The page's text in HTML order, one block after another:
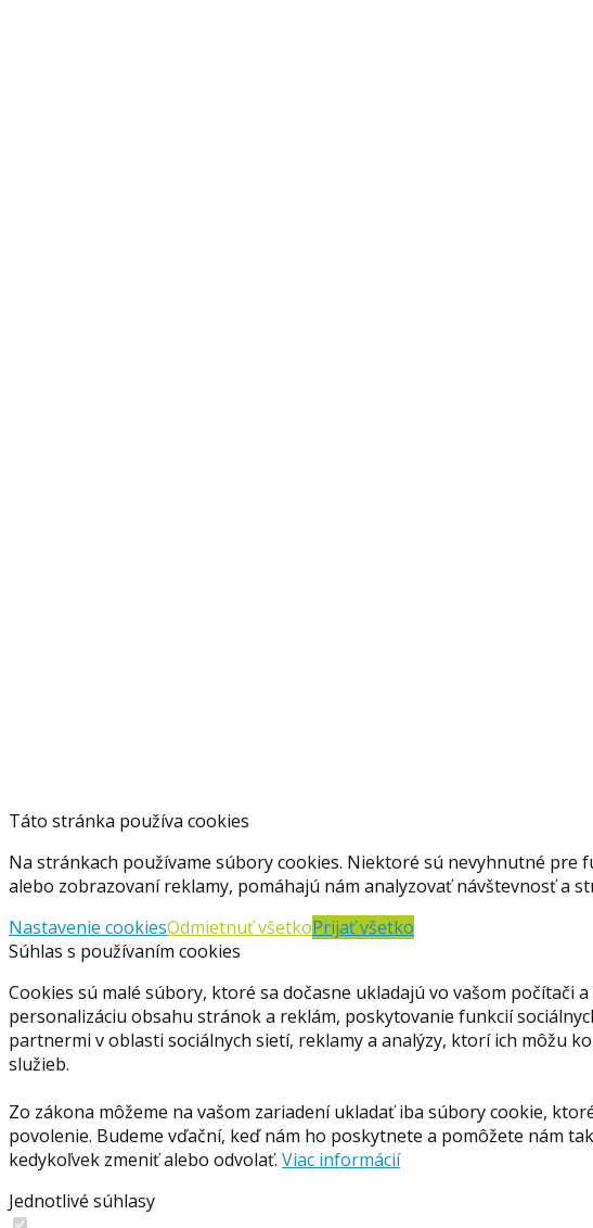
Táto stránka používa cookies
Na stránkach používame súbory cookies. Niektoré sú nevyhnutné
alebo zobrazovaní reklamy, pomáhajú nám analyzovať návštevnosť a
Nastavenie cookiesOdmietnuť všetkoPrijať všetko
Súhlas s používaním cookies
Cookies sú malé súbory, ktoré sa dočasne ukladajú vo vašom počítači
personalizáciu obsahu stránok a reklám, poskytovanie funkcií
partnermi v oblasti sociálnych sietí, reklamy a analýzy, ktorí ich môžu
služieb.
Zo zákona môžeme na vašom zariadení ukladať iba súbory cookie,
povolenie. Budeme vďační, keď nám ho poskytnete a pomôžete nám
kedykoľvek zmeniť alebo odvolať. Viac informácií
Jednotlivé súhlasy